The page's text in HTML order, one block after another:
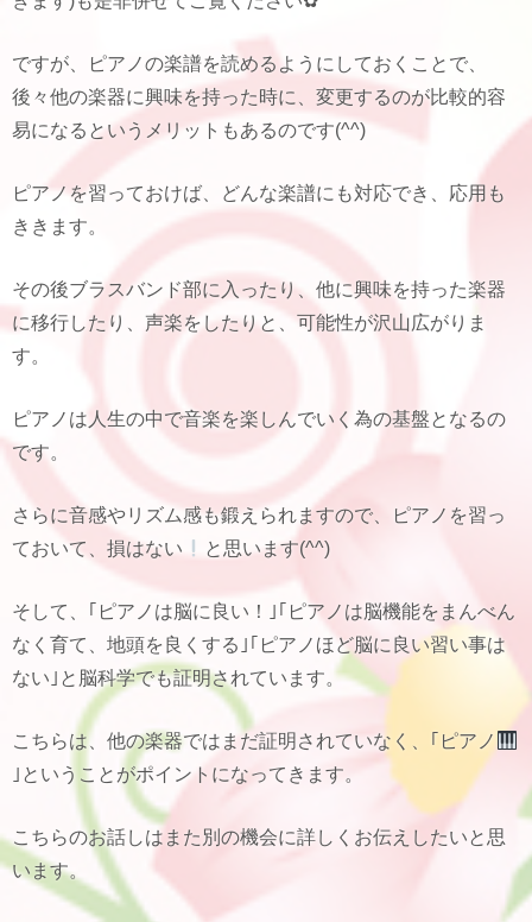
ですが、ピアノの楽譜を読めるようにしておくことで、
後々他の楽器に興味を持った時に、変更するのが比較的容
易になるというメリットもあるのです(^^)
ピアノを習っておけば、どんな楽譜にも対応でき、応用も
ききます。
その後ブラスバンド部に入ったり、他に興味を持った楽器
に移行したり、声楽をしたりと、可能性が沢山広がりま
す。
ピアノは人生の中で音楽を楽しんでいく為の基盤となるの
です。
さらに音感やリズム感も鍛えられますので、ピアノを習っ
ておいて、損はない
と思います(^^)
そして、｢ピアノは脳に良い！｣｢ピアノは脳機能をまんべん
なく育て、地頭を良くする｣｢ピアノほど脳に良い習い事は
ない｣と脳科学でも証明されています。
こちらは、他の楽器ではまだ証明されていなく、｢ピアノ
｣ということがポイントになってきます。
こちらのお話しはまた別の機会に詳しくお伝えしたいと思
います。